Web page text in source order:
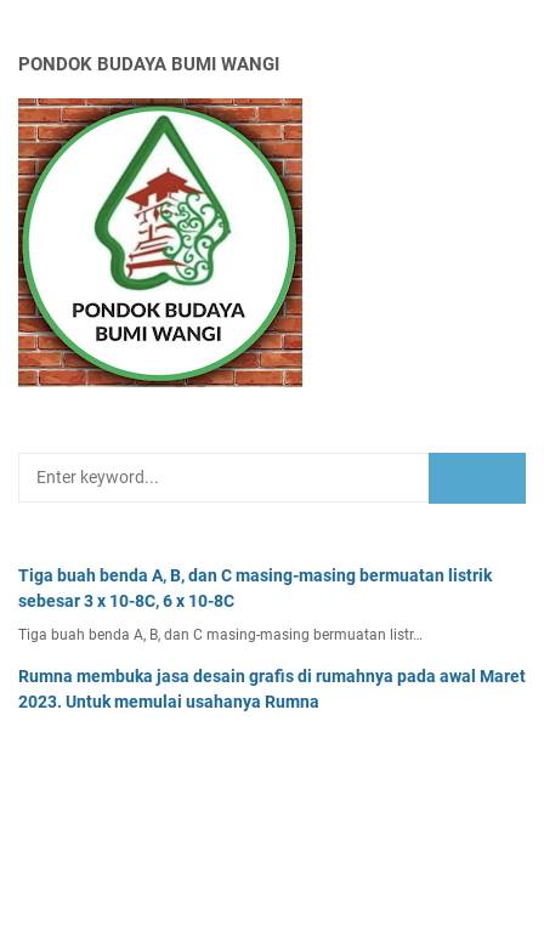
PONDOK BUDAYA BUMI WANGI
Tiga buah benda A, B, dan C masing-masing bermuatan listrik
sebesar 3 x 10-8C, 6 x 10-8C
Tiga buah benda A, B, dan C masing-masing bermuatan listr…
Rumna membuka jasa desain grafis di rumahnya pada awal Maret
2023. Untuk memulai usahanya Rumna